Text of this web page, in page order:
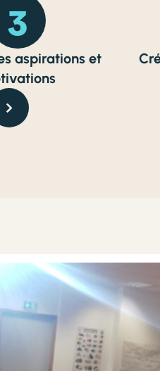
3
aspirations et